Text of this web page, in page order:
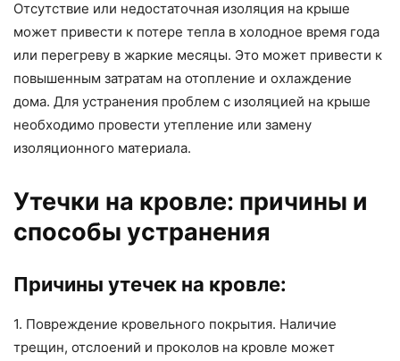
Отсутствие или недостаточная изоляция на крыше
может привести к потере тепла в холодное время года
или перегреву в жаркие месяцы. Это может привести к
повышенным затратам на отопление и охлаждение
дома. Для устранения проблем с изоляцией на крыше
необходимо провести утепление или замену
изоляционного материала.
Утечки на кровле: причины и
способы устранения
Причины утечек на кровле:
1. Повреждение кровельного покрытия. Наличие
трещин, отслоений и проколов на кровле может